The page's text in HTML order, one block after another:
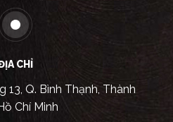
CHỈ
13, Q. Bình Thạnh, Thành
Chí Minh